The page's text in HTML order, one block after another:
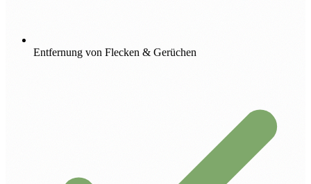
Entfernung von Flecken & Gerüchen